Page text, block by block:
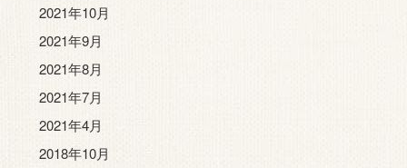
2021年10月
2021年9月
2021年8月
2021年7月
2021年4月
2018年10月